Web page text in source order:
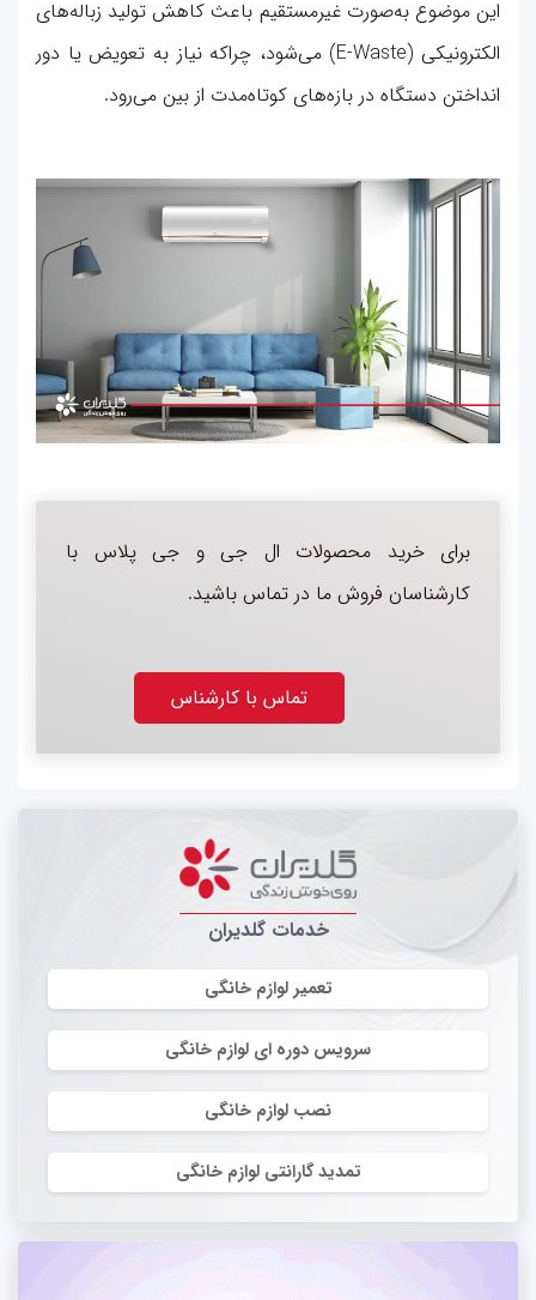
این موضوع به‌صورت غیرمستقیم باعث کاهش تولید زباله‌های
الکترونیکی (E-Waste) می‌شود، چراکه نیاز به تعویض یا دور
انداختن دستگاه در بازه‌های کوتاه‌مدت از بین می‌رود.
برای خرید محصولات ال جی و جی پلاس با
کارشناسان فروش ما در تماس باشید.
تماس با کارشناس
خدمات گلدیران
تعمیر لوازم خانگی
سرویس دوره ای لوازم خانگی
نصب لوازم خانگی
تمدید گارانتی لوازم خانگی